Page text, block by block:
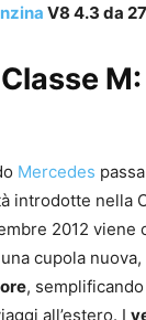
V8 4.3 da
Mercedes
introdotte nella
2012 viene
cupola
, semplificando
all’estero. I